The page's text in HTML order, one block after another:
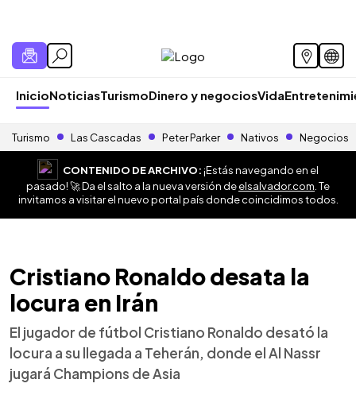
InicioNoticiasTurismoDinero y negociosVida
Turismo Las Cascadas Peter Parker Nativos Negocios
CONTENIDO DE ARCHIVO:¡Estás navegando en el
pasado! 🚀 Da el salto a la nueva versión deelsalvador.com . Te
invitamos a visitar el nuevo portal país donde coincidimos todos.
Cristiano Ronaldo desata la
locura en Irán
El jugador de fútbol Cristiano Ronaldo desató la
locura a su llegada a Teherán, donde el Al Nassr
jugará Champions de Asia